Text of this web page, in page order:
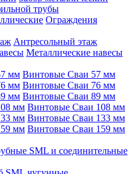
трубы
Ограждения
Антресольный этаж
Металлические навесы
Винтовые Сваи 57 мм
Винтовые Сваи 76 мм
Винтовые Сваи 89 мм
Винтовые Сваи 108 мм
Винтовые Сваи 133 мм
Винтовые Сваи 159 мм
SML и соединительные